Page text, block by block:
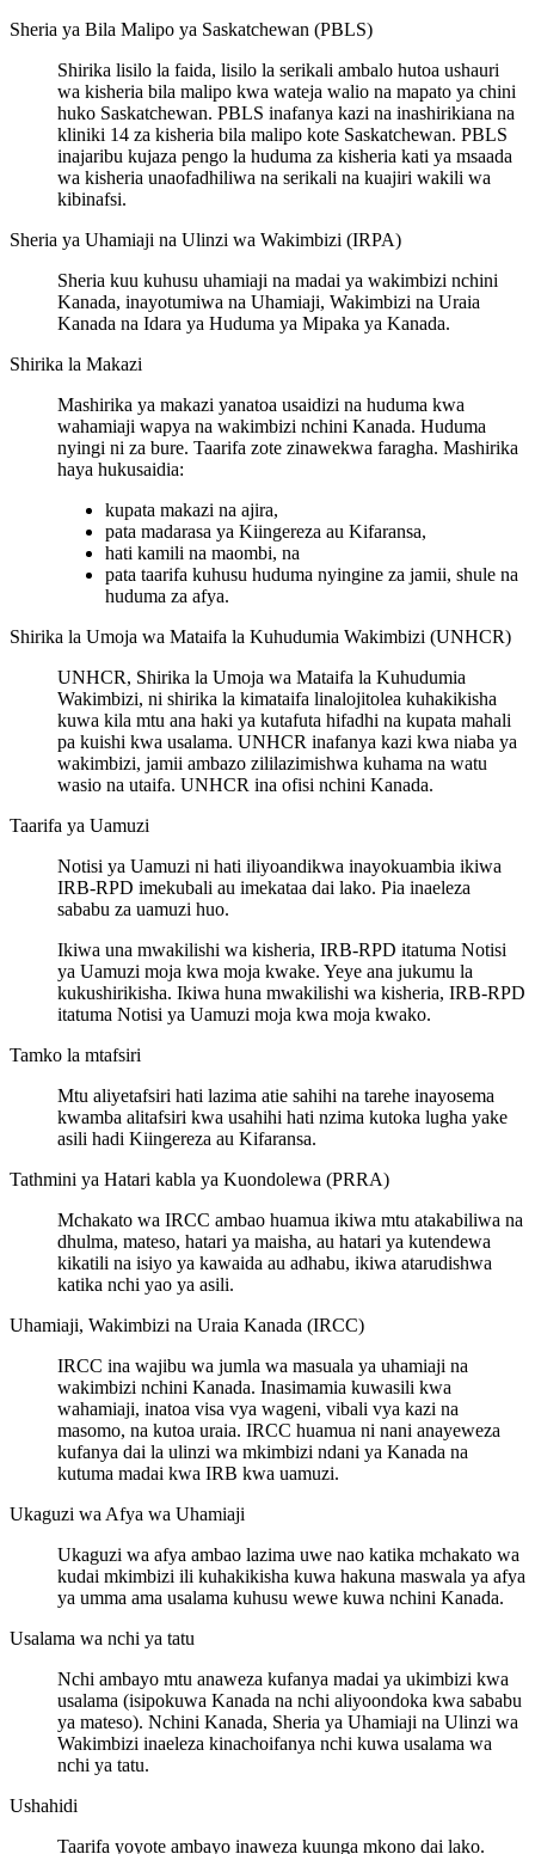
Sheria ya Bila Malipo ya Saskatchewan (PBLS)
Shirika lisilo la faida, lisilo la serikali ambalo hutoa ushauri
wa kisheria bila malipo kwa wateja walio na mapato ya chini
huko Saskatchewan. PBLS inafanya kazi na inashirikiana na
kliniki 14 za kisheria bila malipo kote Saskatchewan. PBLS
inajaribu kujaza pengo la huduma za kisheria kati ya msaada
wa kisheria unaofadhiliwa na serikali na kuajiri wakili wa
kibinafsi.
Sheria ya Uhamiaji na Ulinzi wa Wakimbizi (IRPA)
Sheria kuu kuhusu uhamiaji na madai ya wakimbizi nchini
Kanada, inayotumiwa na Uhamiaji, Wakimbizi na Uraia
Kanada na Idara ya Huduma ya Mipaka ya Kanada.
Shirika la Makazi
Mashirika ya makazi yanatoa usaidizi na huduma kwa
wahamiaji wapya na wakimbizi nchini Kanada. Huduma
nyingi ni za bure. Taarifa zote zinawekwa faragha. Mashirika
haya hukusaidia:
kupata makazi na ajira,
pata madarasa ya Kiingereza au Kifaransa,
hati kamili na maombi, na
pata taarifa kuhusu huduma nyingine za jamii, shule na
huduma za afya.
Shirika la Umoja wa Mataifa la Kuhudumia Wakimbizi (UNHCR)
UNHCR, Shirika la Umoja wa Mataifa la Kuhudumia
Wakimbizi, ni shirika la kimataifa linalojitolea kuhakikisha
kuwa kila mtu ana haki ya kutafuta hifadhi na kupata mahali
pa kuishi kwa usalama. UNHCR inafanya kazi kwa niaba ya
wakimbizi, jamii ambazo zililazimishwa kuhama na watu
wasio na utaifa. UNHCR ina ofisi nchini Kanada.
Taarifa ya Uamuzi
Notisi ya Uamuzi ni hati iliyoandikwa inayokuambia ikiwa
IRB-RPD imekubali au imekataa dai lako. Pia inaeleza
sababu za uamuzi huo.
Ikiwa una mwakilishi wa kisheria, IRB-RPD itatuma Notisi
ya Uamuzi moja kwa moja kwake. Yeye ana jukumu la
kukushirikisha. Ikiwa huna mwakilishi wa kisheria, IRB-RPD
itatuma Notisi ya Uamuzi moja kwa moja kwako.
Tamko la mtafsiri
Mtu aliyetafsiri hati lazima atie sahihi na tarehe inayosema
kwamba alitafsiri kwa usahihi hati nzima kutoka lugha yake
asili hadi Kiingereza au Kifaransa.
Tathmini ya Hatari kabla ya Kuondolewa (PRRA)
Mchakato wa IRCC ambao huamua ikiwa mtu atakabiliwa na
dhulma, mateso, hatari ya maisha, au hatari ya kutendewa
kikatili na isiyo ya kawaida au adhabu, ikiwa atarudishwa
katika nchi yao ya asili.
Uhamiaji, Wakimbizi na Uraia Kanada (IRCC)
IRCC ina wajibu wa jumla wa masuala ya uhamiaji na
wakimbizi nchini Kanada. Inasimamia kuwasili kwa
wahamiaji, inatoa visa vya wageni, vibali vya kazi na
masomo, na kutoa uraia. IRCC huamua ni nani anayeweza
kufanya dai la ulinzi wa mkimbizi ndani ya Kanada na
kutuma madai kwa IRB kwa uamuzi.
Ukaguzi wa Afya wa Uhamiaji
Ukaguzi wa afya ambao lazima uwe nao katika mchakato wa
kudai mkimbizi ili kuhakikisha kuwa hakuna maswala ya afya
ya umma ama usalama kuhusu wewe kuwa nchini Kanada.
Usalama wa nchi ya tatu
Nchi ambayo mtu anaweza kufanya madai ya ukimbizi kwa
usalama (isipokuwa Kanada na nchi aliyoondoka kwa sababu
ya mateso). Nchini Kanada, Sheria ya Uhamiaji na Ulinzi wa
Wakimbizi inaeleza kinachoifanya nchi kuwa usalama wa
nchi ya tatu.
Ushahidi
Taarifa yoyote ambayo inaweza kuunga mkono dai lako.